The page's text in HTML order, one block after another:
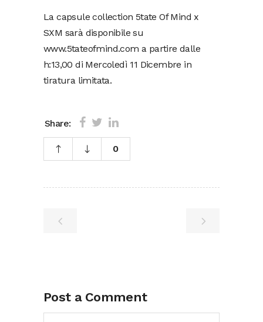
La capsule collection 5tate Of Mind x
SXM sarà disponibile su
www.5tateofmind.com a partire dalle
h:13,00 di Mercoledì 11 Dicembre in
tiratura limitata.
Share:
0
Post a Comment